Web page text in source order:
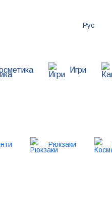
Рус
Игри
Рюкзаки